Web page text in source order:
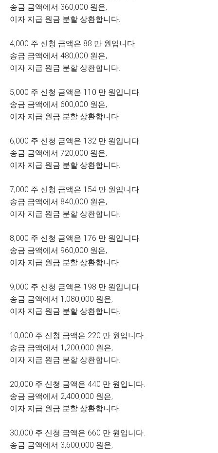
송금 금액에서 360,000 원은,
이자 지급 원금 분할 상환합니다.
4,000 주 신청 금액은 88 만 원입니다.
송금 금액에서 480,000 원은,
이자 지급 원금 분할 상환합니다.
5,000 주 신청 금액은 110 만 원입니다.
송금 금액에서 600,000 원은,
이자 지급 원금 분할 상환합니다.
6,000 주 신청 금액은 132 만 원입니다.
송금 금액에서 720,000 원은,
이자 지급 원금 분할 상환합니다.
7,000 주 신청 금액은 154 만 원입니다.
송금 금액에서 840,000 원은,
이자 지급 원금 분할 상환합니다.
8,000 주 신청 금액은 176 만 원입니다.
송금 금액에서 960,000 원은,
이자 지급 원금 분할 상환합니다.
9,000 주 신청 금액은 198 만 원입니다.
송금 금액에서 1,080,000 원은,
이자 지급 원금 분할 상환합니다.
10,000 주 신청 금액은 220 만 원입니다.
송금 금액에서 1,200,000 원은,
이자 지급 원금 분할 상환합니다.
20,000 주 신청 금액은 440 만 원입니다.
송금 금액에서 2,400,000 원은,
이자 지급 원금 분할 상환합니다.
30,000 주 신청 금액은 660 만 원입니다.
송금 금액에서 3,600,000 원은,